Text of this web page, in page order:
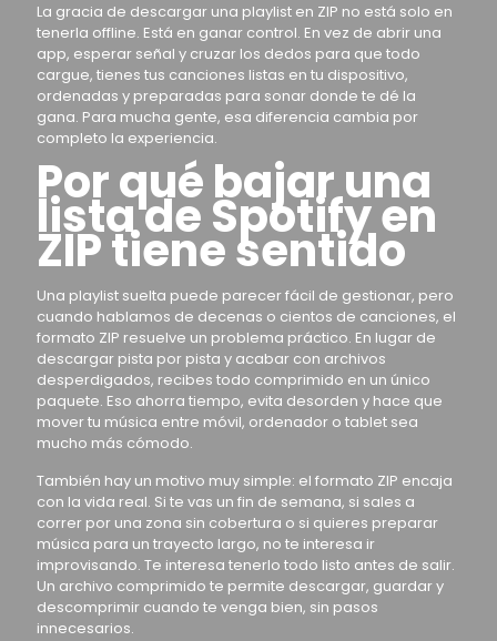
La gracia de descargar una playlist en ZIP no está solo en
tenerla offline. Está en ganar control. En vez de abrir una
app, esperar señal y cruzar los dedos para que todo
cargue, tienes tus canciones listas en tu dispositivo,
ordenadas y preparadas para sonar donde te dé la
gana. Para mucha gente, esa diferencia cambia por
completo la experiencia.
Por qué bajar una
lista de Spotify en
ZIP tiene sentido
Una playlist suelta puede parecer fácil de gestionar, pero
cuando hablamos de decenas o cientos de canciones, el
formato ZIP resuelve un problema práctico. En lugar de
descargar pista por pista y acabar con archivos
desperdigados, recibes todo comprimido en un único
paquete. Eso ahorra tiempo, evita desorden y hace que
mover tu música entre móvil, ordenador o tablet sea
mucho más cómodo.
También hay un motivo muy simple: el formato ZIP encaja
con la vida real. Si te vas un fin de semana, si sales a
correr por una zona sin cobertura o si quieres preparar
música para un trayecto largo, no te interesa ir
improvisando. Te interesa tenerlo todo listo antes de salir.
Un archivo comprimido te permite descargar, guardar y
descomprimir cuando te venga bien, sin pasos
innecesarios.